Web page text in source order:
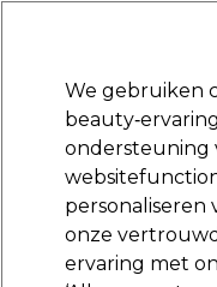
Merken Deals Haar
Na
Livaura
We gebruiken
ondersteuning
personaliseren
onze
ervaring met